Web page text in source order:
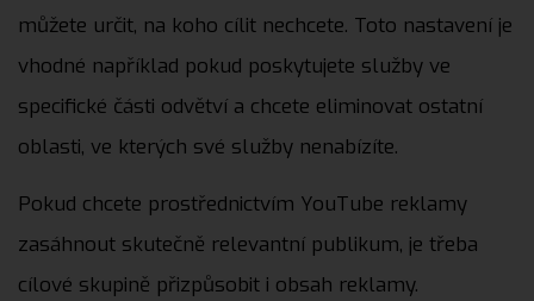
můžete určit, na koho cílit nechcete. Toto nastavení je
vhodné například pokud poskytujete služby ve
specifické části odvětví a chcete eliminovat ostatní
oblasti, ve kterých své služby nenabízíte.
Pokud chcete prostřednictvím YouTube reklamy
zasáhnout skutečně relevantní publikum, je třeba
cílové skupině přizpůsobit i obsah reklamy.